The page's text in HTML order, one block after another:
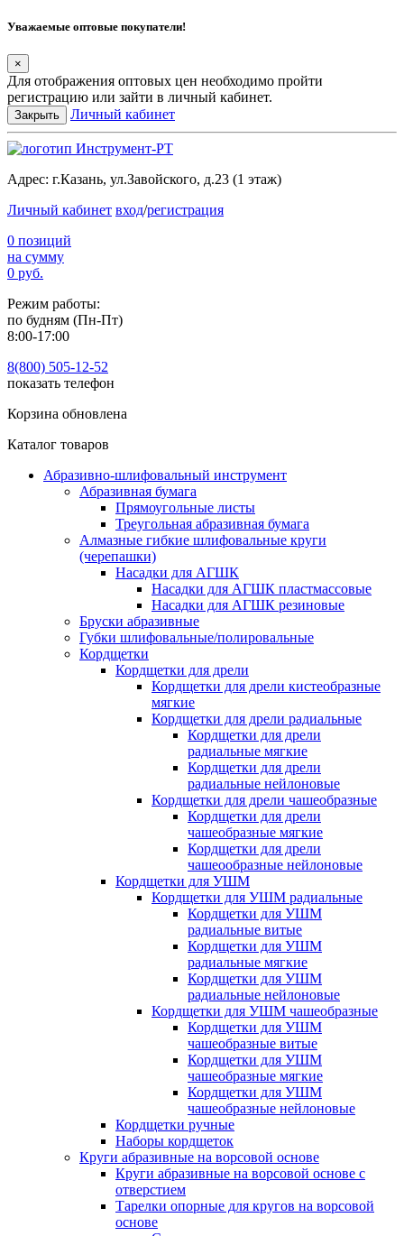
Уважаемые оптовые покупатели!
×
Для отображения оптовых цен необходимо пройти
регистрацию или зайти в личный кабинет.
Закрыть Личный кабинет
Адрес: г.Казань, ул.Завойского, д.23 (1 этаж)
Личный кабинет вход/регистрация
0 позиций
на сумму
0 руб.
Режим работы:
по будням (Пн-Пт)
8:00-17:00
8(800) 505-12-52
показать телефон
Корзина обновлена
Каталог товаров
Абразивно-шлифовальный инструмент
Абразивная бумага
Прямоугольные листы
Треугольная абразивная бумага
Алмазные гибкие шлифовальные круги
(черепашки)
Насадки для АГШК
Насадки для АГШК пластмассовые
Насадки для АГШК резиновые
Бруски абразивные
Губки шлифовальные/полировальные
Кордщетки
Кордщетки для дрели
Кордщетки для дрели кистеобразные
мягкие
Кордщетки для дрели радиальные
Кордщетки для дрели
радиальные мягкие
Кордщетки для дрели
радиальные нейлоновые
Кордщетки для дрели чашеобразные
Кордщетки для дрели
чашеобразные мягкие
Кордщетки для дрели
чашеообразные нейлоновые
Кордщетки для УШМ
Кордщетки для УШМ радиальные
Кордщетки для УШМ
радиальные витые
Кордщетки для УШМ
радиальные мягкие
Кордщетки для УШМ
радиальные нейлоновые
Кордщетки для УШМ чашеобразные
Кордщетки для УШМ
чашеобразные витые
Кордщетки для УШМ
чашеобразные мягкие
Кордщетки для УШМ
чашеобразные нейлоновые
Кордщетки ручные
Наборы кордщеток
Круги абразивные на ворсовой основе
Круги абразивные на ворсовой основе с
отверстием
Тарелки опорные для кругов на ворсовой
основе